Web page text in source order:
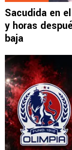
Sacudida en
y horas
baja